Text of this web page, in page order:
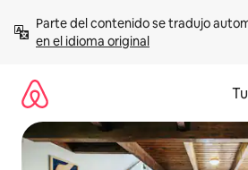
contenido
Parte del contenido se tradujo
en el idioma original